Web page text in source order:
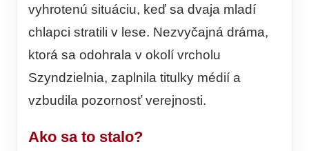
vyhrotenú situáciu, keď sa dvaja mladí
chlapci stratili v lese. Nezvyčajná dráma,
ktorá sa odohrala v okolí vrcholu
Szyndzielnia, zaplnila titulky médií a
vzbudila pozornosť verejnosti.
Ako sa to stalo?